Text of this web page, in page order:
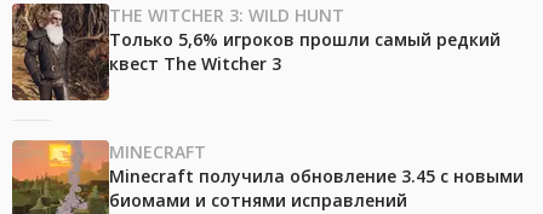
THE WITCHER 3: WILD HUNT
Только 5,6% игроков прошли самый редкий
квест The Witcher 3
MINECRAFT
Minecraft получила обновление 3.45 с новыми
биомами и сотнями исправлений